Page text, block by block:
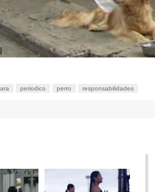
periodico perro responsabilidades